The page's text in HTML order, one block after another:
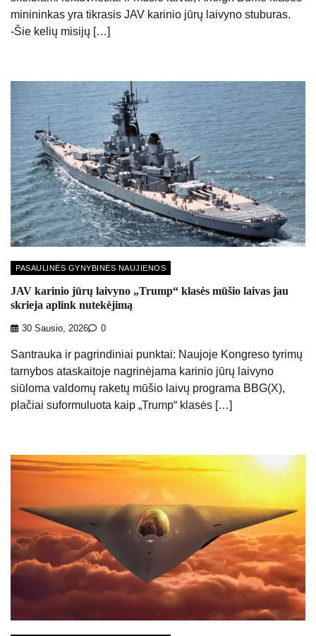
minininkas yra tikrasis JAV karinio jūrų laivyno stuburas.
-Šie kelių misijų […]
PASAULINĖS GYNYBINĖS NAUJIENOS
JAV karinio jūrų laivyno „Trump“ klasės mūšio laivas jau
skrieja aplink nutekėjimą
30 Sausio, 2026 0
Santrauka ir pagrindiniai punktai: Naujoje Kongreso tyrimų
tarnybos ataskaitoje nagrinėjama karinio jūrų laivyno
siūloma valdomų raketų mūšio laivų programa BBG(X),
plačiai suformuluota kaip „Trump“ klasės […]